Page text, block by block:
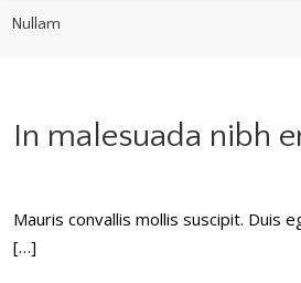
Nullam
In malesuada nibh
Mauris convallis mollis suscipit. Duis
[…]